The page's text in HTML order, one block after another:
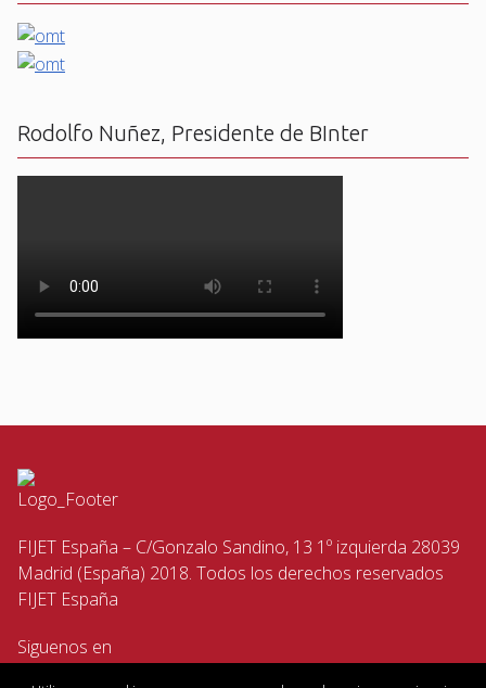
Rodolfo Nuñez, Presidente de BInter
FIJET España – C/Gonzalo Sandino, 13 1º izquierda 28039
Madrid (España) 2018. Todos los derechos reservados
FIJET España
Siguenos en